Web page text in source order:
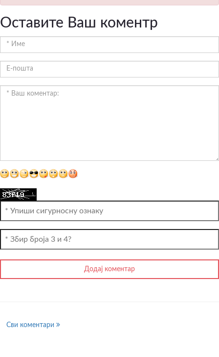
Оставите Ваш коментр
Сви коментари